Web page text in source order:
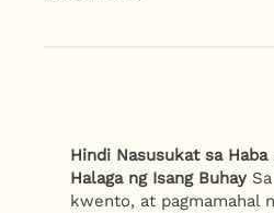
Hindi Nasusukat sa Haba
Halaga ng Isang Buhay
kwento, at pagmamahal